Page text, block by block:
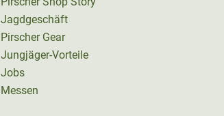
Jagdgeschäft
Pirscher Gear
Jungjäger-Vorteile
Jobs
Messen